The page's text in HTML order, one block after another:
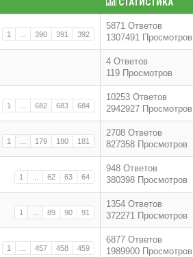
1 390 391 392
5871 Ответов
1307491 Просмотров
4 Ответов
119 Просмотров
1 682 683 684
10253 Ответов
2942927 Просмотров
1 179 180 181
2708 Ответов
827358 Просмотров
1 62 63 64
948 Ответов
380398 Просмотров
1 89 90 91
1354 Ответов
372271 Просмотров
1 457 458 459
6877 Ответов
1989900 Просмотров